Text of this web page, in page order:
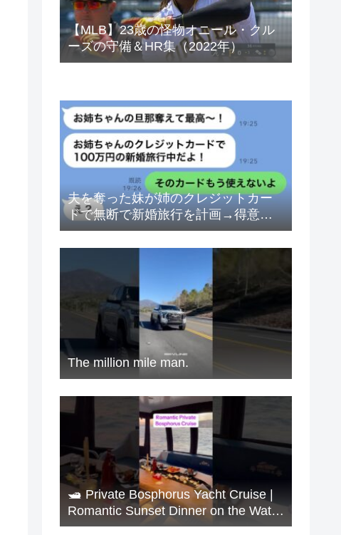
【MLB】23歳の怪物オニール・クル
ーズの守備＆HR集（2022年）
夫を奪った妹が姉のクレジットカー
ドで無断で新婚旅行を計画→得意げ
な妹に「カードは解約したから」と
伝えた時の反応が…ｗ
The million mile man.
🛥️ Private Bosphorus Yacht Cruise |
Romantic Sunset Dinner on the Water
🇹🇷✨